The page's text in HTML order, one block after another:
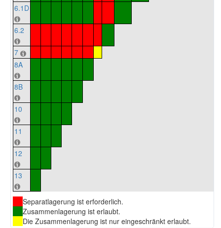
6.1D
6.2
7
8A
8B
10
11
12
13
Separatlagerung ist erforderlich.
Zusammenlagerung ist erlaubt.
Die Zusammenlagerung ist nur eingeschränkt erlaubt.